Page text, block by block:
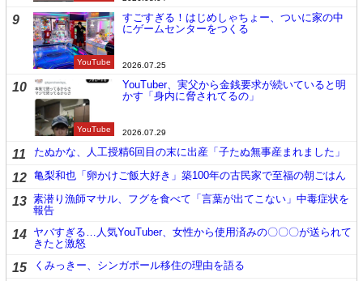
9
YouTube
すごすぎる！はじめしゃちょー、ついに家の中
にゲームセンターをつくる
2026.07.25
10
YouTube
YouTuber、実父から金銭要求が続いていると明
かす「身内に脅されてるの」
2026.07.29
11 たぬかな、人工授精6回目の末に出産「子たぬ無事産まれました」
12 亀梨和也「卵かけご飯大好き」築100年の古民家で至福の朝ごはん
13 素潜り漁師マサル、フグを食べて「言葉が出てこない」中毒症状を
報告
14 ヤバすぎる…人気YouTuber、女性から使用済みの〇〇〇が送られて
きたと激怒
15 くみっきー、シンガポール移住の理由を語る